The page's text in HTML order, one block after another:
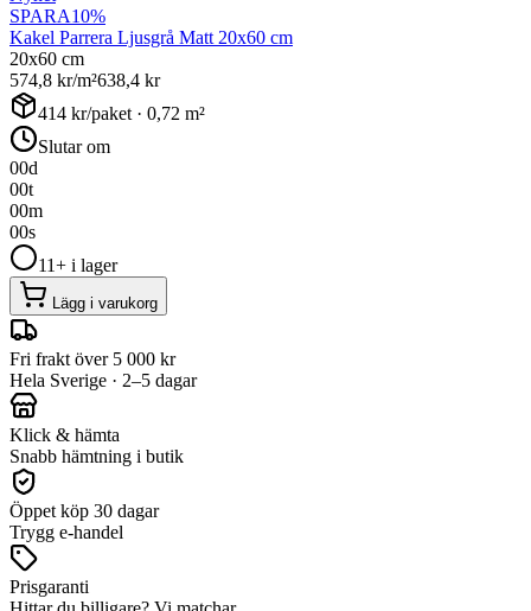
SPARA10%
Kakel Parrera Ljusgrå Matt 20x60 cm
20x60 cm
574,8 kr/m²638,4 kr
414 kr/paket · 0,72 m²
Slutar om
00d
00t
00m
00s
11+ i lager
Lägg i varukorg
Fri frakt över 5 000 kr
Hela Sverige · 2–5 dagar
Klick & hämta
Snabb hämtning i butik
Öppet köp 30 dagar
Trygg e-handel
Prisgaranti